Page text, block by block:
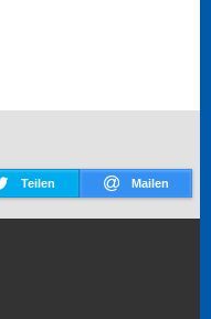
Teilen Mailen